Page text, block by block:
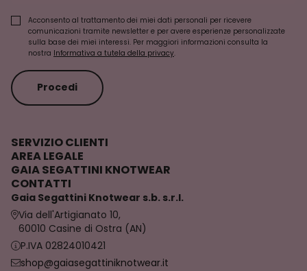
Acconsento al trattamento dei miei dati personali per ricevere
comunicazioni tramite newsletter e per avere esperienze personalizzate
sulla base dei miei interessi. Per maggiori informazioni consulta la
nostra Informativa a tutela della privacy.
Procedi
SERVIZIO CLIENTI
AREA LEGALE
GAIA SEGATTINI KNOTWEAR
CONTATTI
Gaia Segattini Knotwear s.b. s.r.l.
Via dell'Artigianato 10,
60010 Casine di Ostra (AN)
P.IVA 02824010421
shop@gaiasegattiniknotwear.it